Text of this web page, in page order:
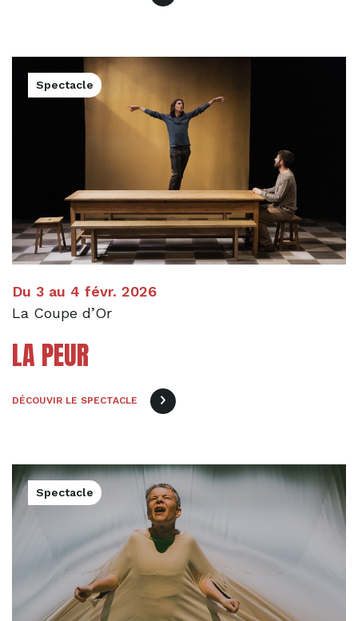
Spectacle
Du 3 au 4 févr. 2026
La Coupe d’Or
LA PEUR
DÉCOUVIR LE SPECTACLE
Spectacle